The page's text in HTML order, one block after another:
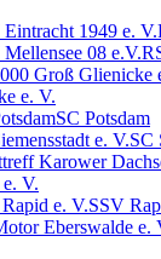
e. V.
SC Potsdam
SC
V.
SSV